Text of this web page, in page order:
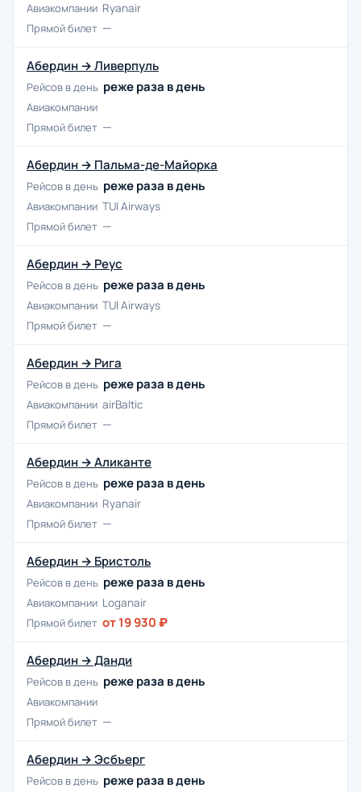
Авиакомпании Ryanair
Прямой билет —
Абердин → Ливерпуль
Рейсов в день реже раза в день
Авиакомпании
Прямой билет —
Абердин → Пальма-де-Майорка
Рейсов в день реже раза в день
Авиакомпании TUI Airways
Прямой билет —
Абердин → Реус
Рейсов в день реже раза в день
Авиакомпании TUI Airways
Прямой билет —
Абердин → Рига
Рейсов в день реже раза в день
Авиакомпании airBaltic
Прямой билет —
Абердин → Аликанте
Рейсов в день реже раза в день
Авиакомпании Ryanair
Прямой билет —
Абердин → Бристоль
Рейсов в день реже раза в день
Авиакомпании Loganair
Прямой билет от 19 930 ₽
Абердин → Данди
Рейсов в день реже раза в день
Авиакомпании
Прямой билет —
Абердин → Эсбъерг
Рейсов в день реже раза в день